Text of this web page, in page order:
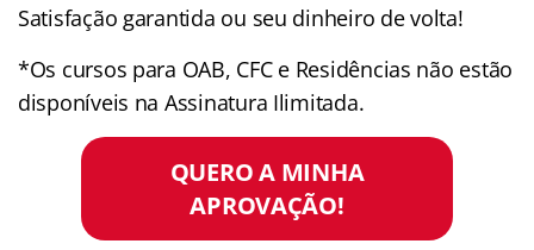
Satisfação garantida ou seu dinheiro de volta!
*Os cursos para OAB, CFC e Residências não estão
disponíveis na Assinatura Ilimitada.
QUERO A MINHA
APROVAÇÃO!